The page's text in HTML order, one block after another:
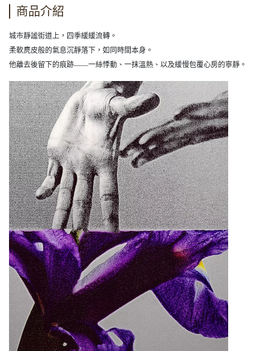
商品介紹
城市靜謐街道上，四季緩緩流轉。
柔軟麂皮般的氣息沉靜落下，如同時間本身。
他離去後留下的痕跡——一絲悸動、一抹溫熱、以及緩慢包覆心房的寧靜。